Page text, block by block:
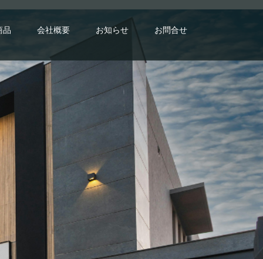
品 会社概要 お知らせ お問合せ